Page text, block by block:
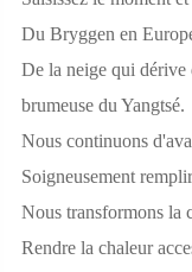
Du Bryggen en
De la neige qui dérive
brumeuse du Yangtsé.
Nous continuons
Soigneusement
Nous transformons la
Rendre la chaleur